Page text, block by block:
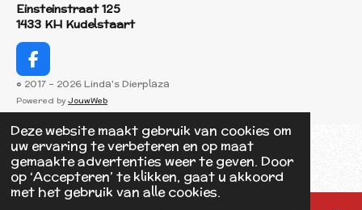
Deze website maakt gebruik van cookies om
uw ervaring te verbeteren en op maat
gemaakte advertenties weer te geven. Door
op ‘Accepteren’ te klikken, gaat u akkoord
met het gebruik van alle cookies.
Einsteinstraat 125
1433 KH Kudelstaart
F
a
c
e
b
o
o
k
© 2017 - 2026 Linda's Dierplaza
Powered by JouwWeb